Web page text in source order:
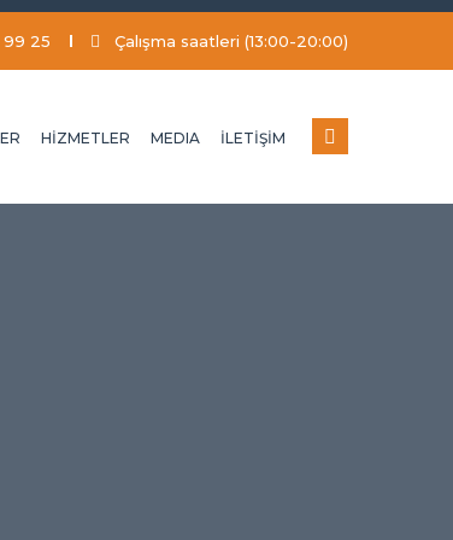
99 25 Çalışma saatleri (13:00-20:00)
HİZMETLER MEDIA İLETİŞİM